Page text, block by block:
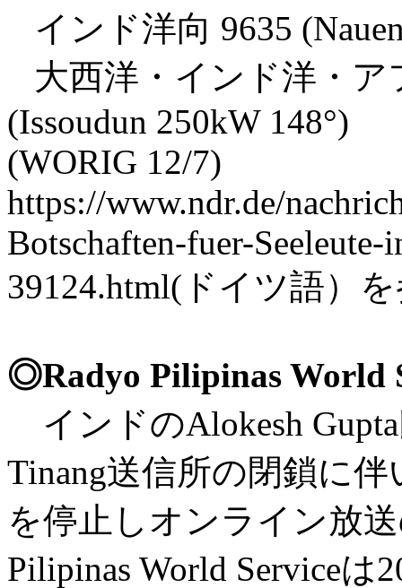
インド洋向 9635
大西洋・インド洋・
(Issoudun 250kW 148°)
(WORIG 12/7)
https://www.ndr.de/
Botschaften-fuer-
39124.html(ドイツ語）
◎Radyo Pilipinas World
インドのAlokesh
Tinang送信所の閉鎖に
を停止しオンライン放
Pilipinas World Service